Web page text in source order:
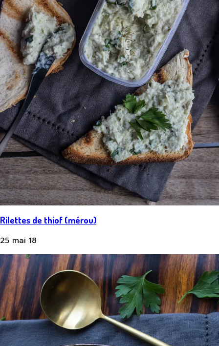
Rilettes de thiof (mérou)
25 mai 18